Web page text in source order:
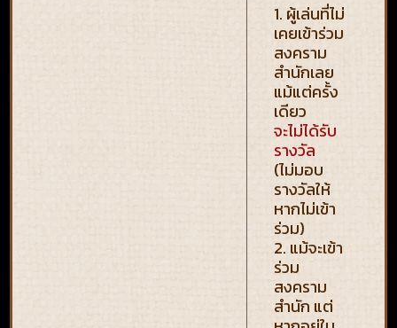
1. ผู้เล่นที่ไม่
เคยเข้าร่วม
สงคราม
สำนักเลย
แม้แต่ครั้ง
เดียว
จะไม่ได้รับ
รางวัล
(ไม่มอบ
รางวัลให้
หากไม่เข้า
ร่วม)
2. แม้จะเข้า
ร่วม
สงคราม
สำนัก แต่